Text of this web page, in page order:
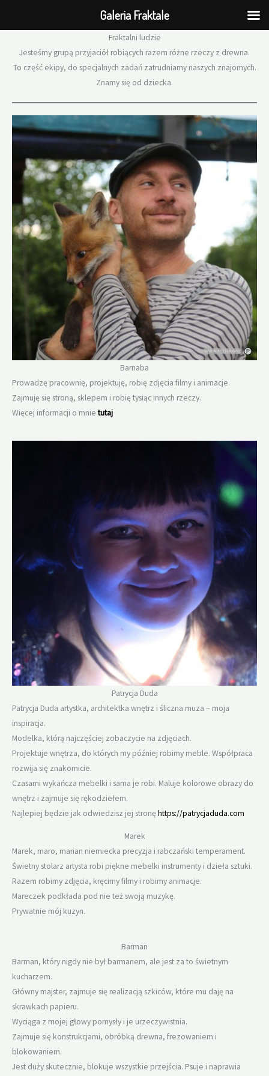
treści
Fraktalni ludzie
Jesteśmy grupą przyjaciół robiących razem różne rzeczy z drewna.
To część ekipy, do specjalnych zadań zatrudniamy naszych znajomych.
Znamy się od dziecka.
Barnaba
Prowadzę pracownię, projektuję, robię zdjęcia filmy i animacje.
Zajmuję się stroną, sklepem i robię tysiąc innych rzeczy.
Więcej informacji o mnietutaj
Patrycja Duda
Patrycja Duda artystka, architektka wnętrz i śliczna muza – moja
inspiracja.
Modelka, którą najczęściej zobaczycie na zdjęciach.
Projektuje wnętrza, do których my później robimy meble. Współpraca
rozwija się znakomicie.
Czasami wykańcza mebelki i sama je robi. Maluje kolorowe obrazy do
wnętrz i zajmuje się rękodziełem.
Najlepiej będzie jak odwiedzisz jej stronęhttps://patrycjaduda.com
Marek
Marek, maro, marian niemiecka precyzja i rabczański temperament.
Świetny stolarz artysta robi piękne mebelki instrumenty i dzieła sztuki.
Razem robimy zdjęcia, kręcimy filmy i robimy animacje.
Mareczek podkłada pod nie też swoją muzykę.
Prywatnie mój kuzyn.
Barman
Barman, który nigdy nie był barmanem, ale jest za to świetnym
kucharzem.
Główny majster, zajmuje się realizacją szkiców, które mu daję na
skrawkach papieru.
Wyciąga z mojej głowy pomysły i je urzeczywistnia.
Zajmuje się konstrukcjami, obróbką drewna, frezowaniem i
blokowaniem.
Jest duży skutecznie, blokuje wszystkie przejścia. Psuje i naprawia
Galeria Fraktale